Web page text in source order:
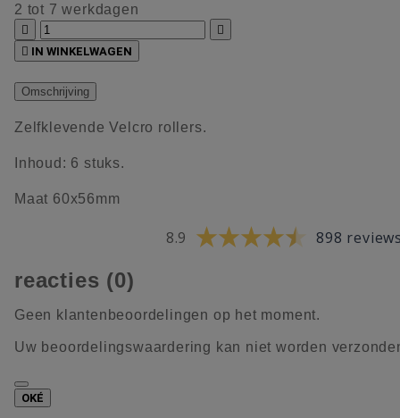
2 tot 7 werkdagen


 IN WINKELWAGEN
Omschrijving
Zelfklevende Velcro rollers.
Inhoud: 6 stuks.
Maat 60x56mm
8.9 898
reacties (0)
Geen klantenbeoordelingen op het moment.
Uw beoordelingswaardering kan niet worden
OKÉ